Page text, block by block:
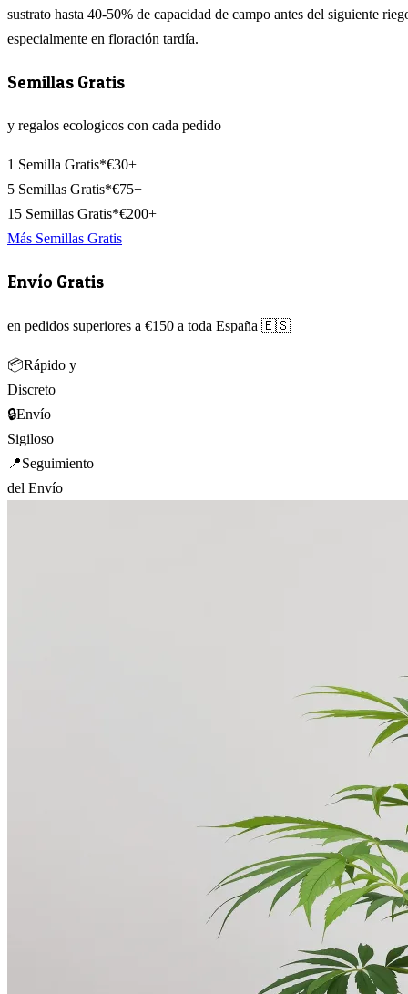
sustrato hasta 40-50% de capacidad de campo antes del siguiente
especialmente en floración tardía.
Semillas Gratis
y regalos ecologicos con cada pedido
1 Semilla Gratis*€30+
5 Semillas Gratis*€75+
15 Semillas Gratis*€200+
Más Semillas Gratis
Envío Gratis
en pedidos superiores a €150 a toda España 🇪🇸
📦Rápido y
Discreto
🔒Envío
Sigiloso
📍Seguimiento
del Envío